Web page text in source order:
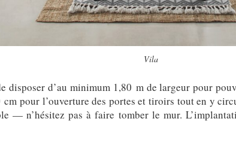
Vila
disposer d’au minimum 1,80 m de largeur pour
cm pour l’ouverture des portes et tiroirs tout en y
— n’hésitez pas à faire tomber le mur.